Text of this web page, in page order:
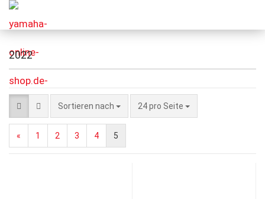
2022
Sortieren nach 24 pro Seite
« 1 2 3 4 5